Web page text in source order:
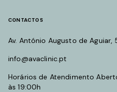
CONTACTOS
Av. António Augusto de Aguiar,
info@avaclinic.pt
Horários de Atendimento
às 19:00h